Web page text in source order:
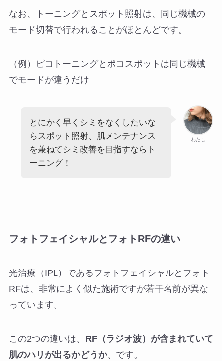
なお、トーニングとスポット照射は、同じ機械の
モード切替で行われることがほとんどです。
（例）ピコトーニングとポコスポットは同じ機械
でモードが違うだけ
わたし
とにかく早くシミをなくしたいな
らスポット照射、肌メンテナンス
を兼ねてシミ改善を目指すならト
ーニング！
フォトフェイシャルとフォトRFの違い
光治療（IPL）であるフォトフェイシャルとフォト
RFは、非常によく似た施術ですが若干名前が異な
っています。
この2つの違いは、 RF（ラジオ波）が含まれていて
肌のハリが出るかどうか、です。